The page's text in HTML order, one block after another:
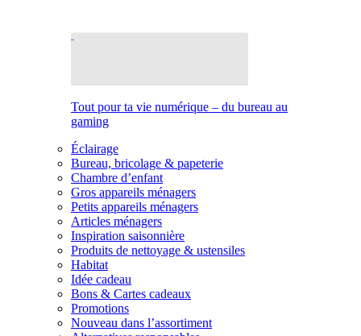
Tout pour ta vie numérique – du bureau au
gaming
Éclairage
Bureau, bricolage & papeterie
Chambre d’enfant
Gros appareils ménagers
Petits appareils ménagers
Articles ménagers
Inspiration saisonnière
Produits de nettoyage & ustensiles
Habitat
Idée cadeau
Bons & Cartes cadeaux
Promotions
Nouveau dans l’assortiment